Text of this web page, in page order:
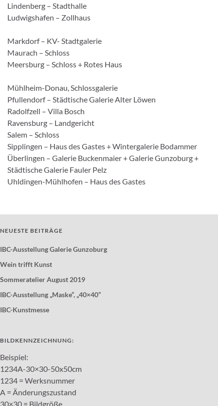
Lindenberg – Stadthalle
Ludwigshafen – Zollhaus
Markdorf – KV- Stadtgalerie
Maurach – Schloss
Meersburg – Schloss + Rotes Haus
Mühlheim-Donau, Schlossgalerie
Pfullendorf – Städtische Galerie Alter Löwen
Radolfzell – Villa Bosch
Ravensburg – Landgericht
Salem – Schloss
Sipplingen – Haus des Gastes + Wintergalerie Bodammer
Überlingen – Galerie Buckenmaier + Galerie Gunzoburg +
Städtische Galerie Fauler Pelz
Uhldingen-Mühlhofen – Haus des Gastes
NEUESTE BEITRÄGE
IBC-Ausstellung Galerie Gunzoburg
Wein trifft Kunst
Sommeratelier August 2019
IBC-Ausstellung „Maske“, „40×40“
IBC-Kunstmesse
BILDKENNZEICHNUNG:
Beispiel:
1234A-30×30-50x50cm
1234 = Werksnummer
A = Änderungszustand
30×30 = Bildgröße